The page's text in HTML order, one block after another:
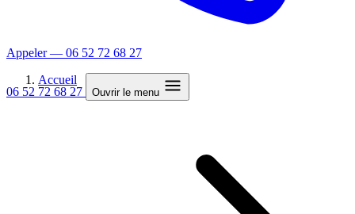
06 52 72 68 27 Ouvrir le menu
Appeler — 06 52 72 68 27
Accueil